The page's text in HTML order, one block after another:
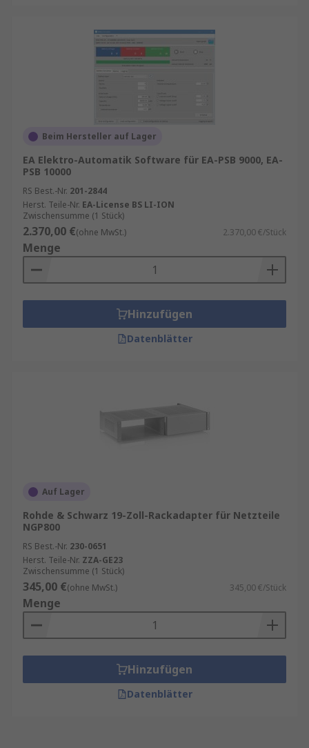
Beim Hersteller auf Lager
EA Elektro-Automatik Software für EA-PSB 9000, EA-
PSB 10000
RS Best.-Nr. 201-2844
Herst. Teile-Nr. EA-License BS LI-ION
Zwischensumme (1 Stück)
2.370,00 €(ohne MwSt.) 2.370,00 €/Stück
Menge
Hinzufügen
Datenblätter
Auf Lager
Rohde & Schwarz 19-Zoll-Rackadapter für Netzteile
NGP800
RS Best.-Nr. 230-0651
Herst. Teile-Nr. ZZA-GE23
Zwischensumme (1 Stück)
345,00 €(ohne MwSt.) 345,00 €/Stück
Menge
Hinzufügen
Datenblätter